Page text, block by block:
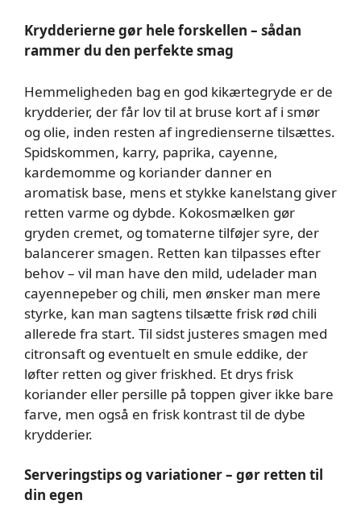
Krydderierne gør hele forskellen – sådan
rammer du den perfekte smag
Hemmeligheden bag en god kikærtegryde er de
krydderier, der får lov til at bruse kort af i smør
og olie, inden resten af ingredienserne tilsættes.
Spidskommen, karry, paprika, cayenne,
kardemomme og koriander danner en
aromatisk base, mens et stykke kanelstang giver
retten varme og dybde. Kokosmælken gør
gryden cremet, og tomaterne tilføjer syre, der
balancerer smagen. Retten kan tilpasses efter
behov – vil man have den mild, udelader man
cayennepeber og chili, men ønsker man mere
styrke, kan man sagtens tilsætte frisk rød chili
allerede fra start. Til sidst justeres smagen med
citronsaft og eventuelt en smule eddike, der
løfter retten og giver friskhed. Et drys frisk
koriander eller persille på toppen giver ikke bare
farve, men også en frisk kontrast til de dybe
krydderier.
Serveringstips og variationer – gør retten til
din egen